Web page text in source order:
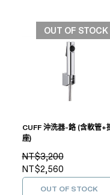
OUT OF STOCK
CUFF 沖洗器-鉻 (含軟管+
座)
NT$3,200
NT$2,560
OUT OF STOCK